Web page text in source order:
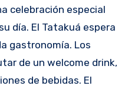
celebración especial
día. El Tatakuá espera
gastronomía. Los
de un welcome drink,
de bebidas. El